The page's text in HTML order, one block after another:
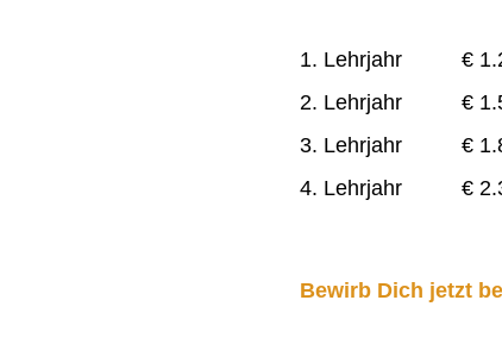
1. Lehrjahr €
2. Lehrjahr €
3. Lehrjahr €
4. Lehrjahr €
Bewirb Dich jetzt